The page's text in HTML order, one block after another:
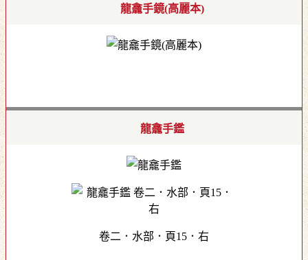
龍龕手鏡(高麗本)
龍龕手鑑
卷二．水部．頁15．右